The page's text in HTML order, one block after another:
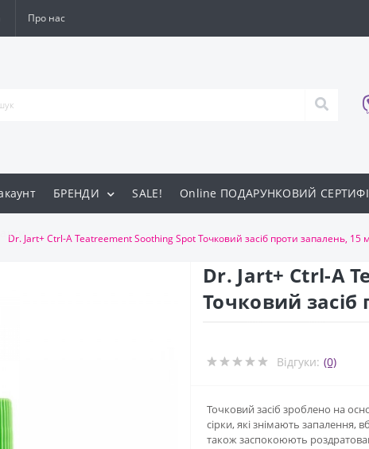
Про нас
БРЕНДИ SALE! Online ПОДАРУНКОВИЙ
Dr. Jart+ Ctrl-A Teatreement Soothing Spot Точковий засіб проти запалень, 15
Dr. Jart+ Ctrl-A
Точковий
Відгуки: (0)
Точковий засіб зроблено на
сірки, які знімають запалення,
також заспокоюють